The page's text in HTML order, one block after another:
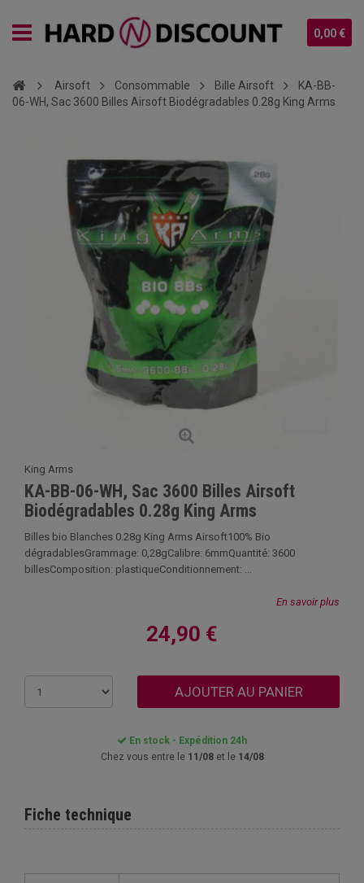
0,00 €
Airsoft Consommable Bille Airsoft
KA-BB-
06-WH, Sac 3600 Billes Airsoft Biodégradables 0.28g King Arms
King Arms
KA-BB-06-WH, Sac 3600 Billes Airsoft
Biodégradables 0.28g King Arms
Billes bio Blanches 0.28g King Arms Airsoft100% Bio
dégradablesGrammage: 0,28gCalibre: 6mmQuantité: 3600
billesComposition: plastiqueConditionnement: ...
En savoir plus
24,90 €
AJOUTER AU PANIER
En stock - Expédition 24h
Chez vous entre le 11/08et le 14/08
Fiche technique